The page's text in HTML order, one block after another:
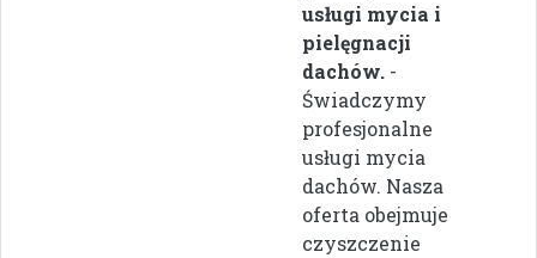
usługi mycia i
pielęgnacji
dachów. -
Świadczymy
profesjonalne
usługi mycia
dachów. Nasza
oferta obejmuje
czyszczenie